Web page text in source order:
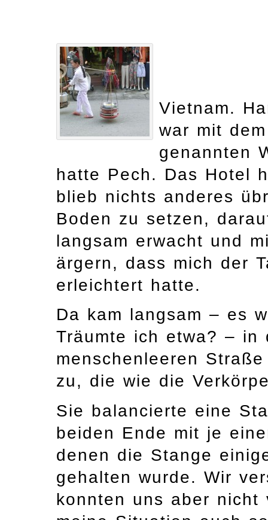
Vietnam.
war mit
genannten
hatte Pech. Das Hotel
blieb nichts anderes
Boden zu setzen,
langsam erwacht und
ärgern, dass mich der
erleichtert hatte.
Da kam langsam – es
Träumte ich etwa? ­– in
menschenleeren
zu, die wie die
Sie balancierte eine
beiden Ende mit je
denen die Stange
gehalten wurde. Wir
konnten uns aber nicht